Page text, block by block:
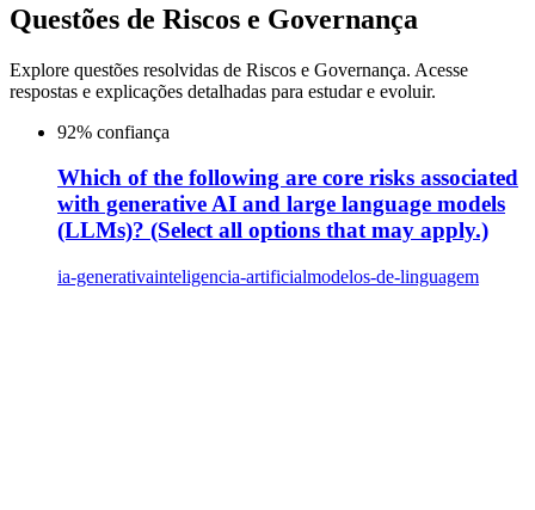
Questões de Riscos e Governança
Explore questões resolvidas de Riscos e Governança. Acesse
respostas e explicações detalhadas para estudar e evoluir.
92% confiança
Which of the following are core risks associated
with generative AI and large language models
(LLMs)? (Select all options that may apply.)
ia-generativainteligencia-artificialmodelos-de-linguagem